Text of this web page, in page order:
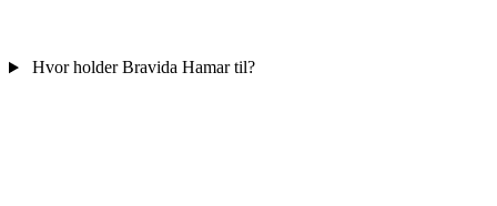
Hvor holder Bravida Hamar til?